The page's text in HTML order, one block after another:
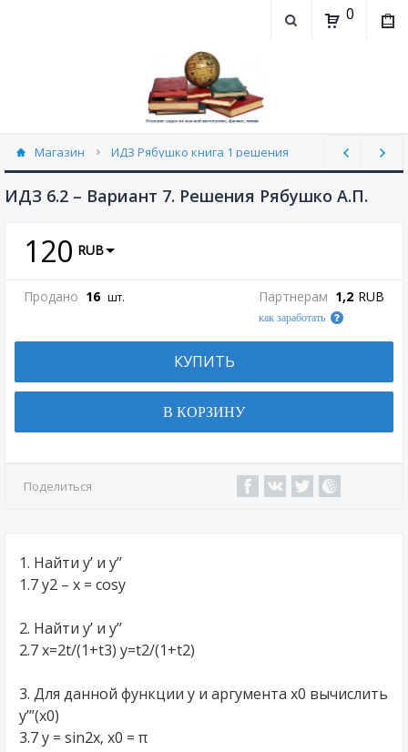
0
Магазин
ИДЗ Рябушко книга 1 решения
ИДЗ 6.2 часть 1 Рябушко (30)
ИДЗ 6.2 – Вариант 7. Решения Рябушко А.П.
120 RUB
Продано 16 шт. Партнерам 1,2 RUB
как заработать
КУПИТЬ
В КОРЗИНУ
Поделиться
1. Найти y’ и y’’
1.7 y2 – x = cosy
2. Найти y’ и y’’
2.7 x=2t/(1+t3) y=t2/(1+t2)
3. Для данной функции y и аргумента x0 вычислить
y’’’(x0)
3.7 y = sin2x, x0 = π